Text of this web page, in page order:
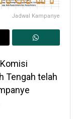
Jadwal Kampanye
Komisi
Tengah telah